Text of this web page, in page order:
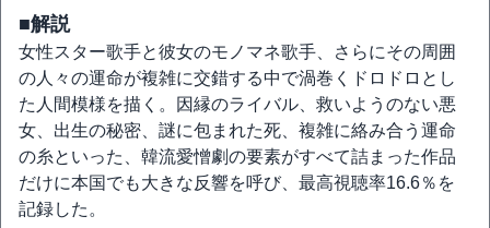
■解説
女性スター歌手と彼女のモノマネ歌手、さらにその周囲
の人々の運命が複雑に交錯する中で渦巻くドロドロとし
た人間模様を描く。因縁のライバル、救いようのない悪
女、出生の秘密、謎に包まれた死、複雑に絡み合う運命
の糸といった、韓流愛憎劇の要素がすべて詰まった作品
だけに本国でも大きな反響を呼び、最高視聴率16.6％を
記録した。